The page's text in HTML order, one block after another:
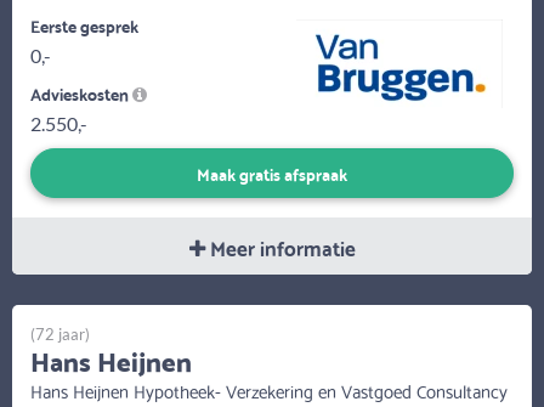
Eerste gesprek
0,-
Advieskosten
2.550,-
Maak gratis afspraak
Meer informatie
(72 jaar)
Hans Heijnen
Hans Heijnen Hypotheek- Verzekering en Vastgoed Consultancy